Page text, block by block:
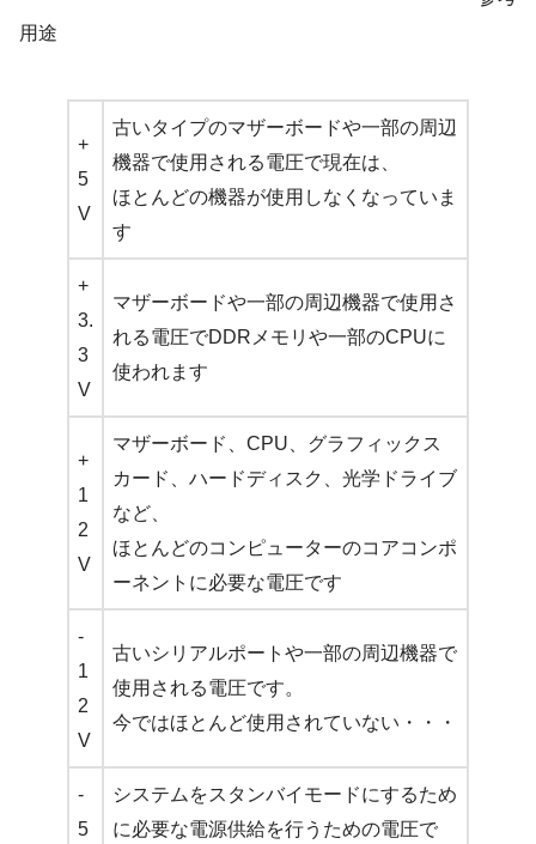
用途
+
5
V
古いタイプのマザーボードや一部の周辺
機器で使用される電圧で現在は、
ほとんどの機器が使用しなくなっていま
す
+
3.
3
V
マザーボードや一部の周辺機器で使用さ
れる電圧でDDRメモリや一部のCPUに
使われます
+
1
2
V
マザーボード、CPU、グラフィックス
カード、ハードディスク、光学ドライブ
など、
ほとんどのコンピューターのコアコンポ
ーネントに必要な電圧です
-
1
2
V
古いシリアルポートや一部の周辺機器で
使用される電圧です。
今ではほとんど使用されていない・・・
-
5
システムをスタンバイモードにするため
に必要な電源供給を行うための電圧で